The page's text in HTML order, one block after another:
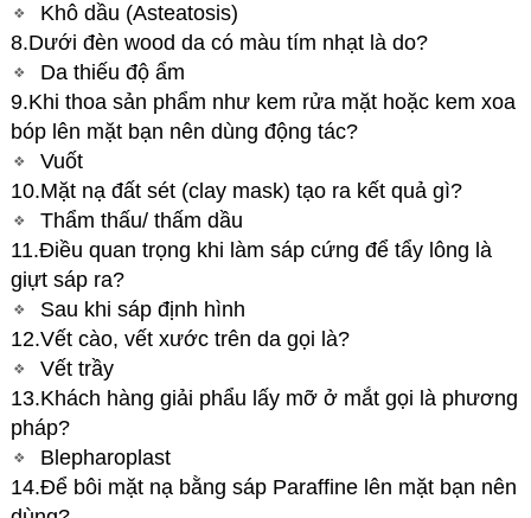
Khô dầu (Asteatosis)
8.Dưới đèn wood da có màu tím nhạt là do?
Da thiếu độ ẩm
9.Khi thoa sản phẩm như kem rửa mặt hoặc kem xoa
bóp lên mặt bạn nên dùng động tác?
Vuốt
10.Mặt nạ đất sét (clay mask) tạo ra kết quả gì?
Thẩm thấu/ thấm dầu
11.Điều quan trọng khi làm sáp cứng để tẩy lông là
giựt sáp ra?
Sau khi sáp định hình
12.Vết cào, vết xước trên da gọi là?
Vết trầy
13.Khách hàng giải phẩu lấy mỡ ở mắt gọi là phương
pháp?
Blepharoplast
14.Để bôi mặt nạ bằng sáp Paraffine lên mặt bạn nên